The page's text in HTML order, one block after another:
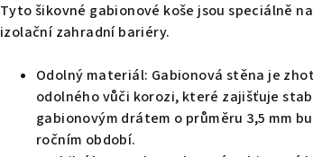
Tyto šikovné gabionové koše jsou speciálně
izolační zahradní bariéry.
Odolný materiál: Gabionová stěna je
odolného vůči korozi, které zajišťuje
gabionovým drátem o průměru 3,5 mm
ročním období.